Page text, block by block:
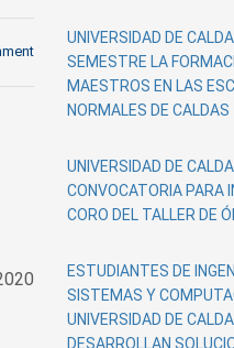
UNIVERSIDAD DE
SEMESTRE LA
MAESTROS EN LAS
NORMALES DE CALDAS
UNIVERSIDAD DE
CONVOCATORIA PARA
CORO DEL TALLER DE
ESTUDIANTES DE
SISTEMAS Y
UNIVERSIDAD DE
DESARROLLAN